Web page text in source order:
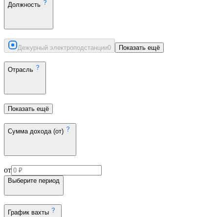
Должность
Дежурный электроподстанции0 Показать ещё
Отрасль
Показать ещё
Сумма дохода (от)
от
Выберите период
График вахты